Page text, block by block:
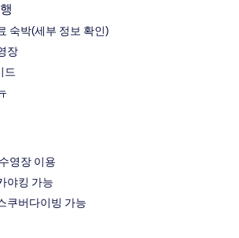
숙박(세부 정보 확인)
장
드
영장 이용
야킹 가능
쿠버다이빙 가능